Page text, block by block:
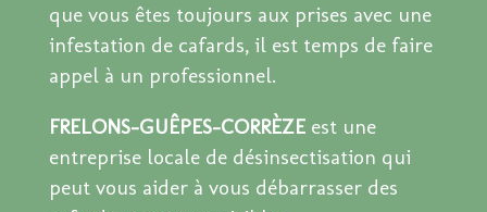
que vous êtes toujours aux prises avec une
infestation de cafards, il est temps de faire
appel à un professionnel.
FRELONS-GUÊPES-CORRÈZEest une
entreprise locale de désinsectisation qui
peut vous aider à vous débarrasser des